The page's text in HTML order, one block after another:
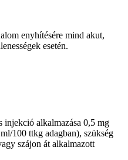
enyhítésére mind akut,
esetén.
injekció alkalmazása 0,5 mg
100 ttkg adagban), szükség
szájon át alkalmazott